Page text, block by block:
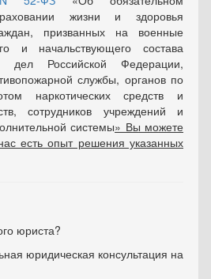
жизни и здоровья
призванных на военные
и начальствующего состава
дел Российской Федерации,
службы, органов по
наркотических средств и
сотрудников учреждений и
системы» Вы можете
есть опыт решения указанных
юриста?
юридическая консультация на